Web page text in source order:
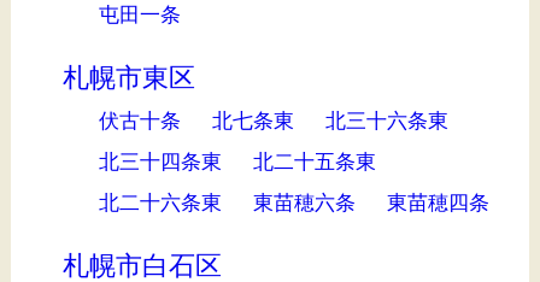
屯田一条
札幌市東区
伏古十条 北七条東
北三十六条東
北三十四条東
北二十五条東
北二十六条東
東苗穂六条 東苗穂四条
札幌市白石区